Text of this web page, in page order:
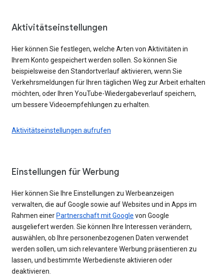
Aktivitätseinstellungen
Hier können Sie festlegen, welche Arten von Aktivitäten in
Ihrem Konto gespeichert werden sollen. So können Sie
beispielsweise den Standortverlauf aktivieren, wenn Sie
Verkehrsmeldungen für Ihren täglichen Weg zur Arbeit erhalten
möchten, oder Ihren YouTube-Wiedergabeverlauf speichern,
um bessere Videoempfehlungen zu erhalten.
Aktivitätseinstellungen aufrufen
Einstellungen für Werbung
Hier können Sie Ihre Einstellungen zu Werbeanzeigen
verwalten, die auf Google sowie auf Websites und in Apps im
Rahmen einer Partnerschaft mit Google von Google
ausgeliefert werden. Sie können Ihre Interessen verändern,
auswählen, ob Ihre personenbezogenen Daten verwendet
werden sollen, um sich relevantere Werbung präsentieren zu
lassen, und bestimmte Werbedienste aktivieren oder
deaktivieren.